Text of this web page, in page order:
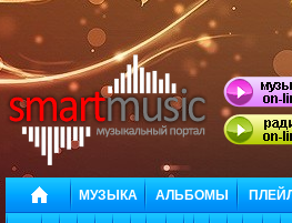
МУЗЫКА АЛЬБОМЫ